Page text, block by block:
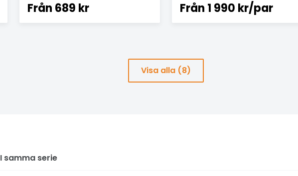
Från 689 kr Från 1 990 kr/par
Visa alla (8)
I samma serie